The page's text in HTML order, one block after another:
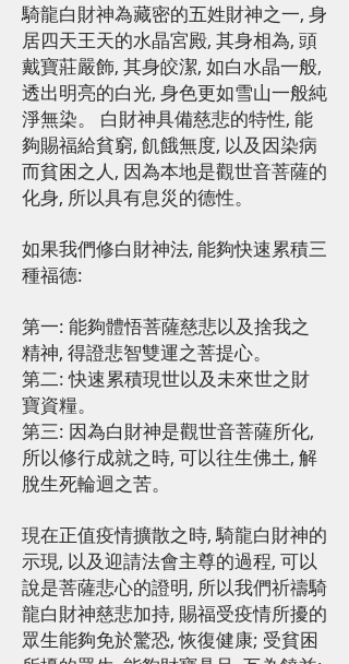
騎龍白財神為藏密的五姓財神之一, 身
居四天王天的水晶宮殿, 其身相為, 頭
戴寶莊嚴飾, 其身皎潔, 如白水晶一般,
透出明亮的白光, 身色更如雪山一般純
淨無染。 白財神具備慈悲的特性, 能
夠賜福給貧窮, 飢餓無度, 以及因染病
而貧困之人, 因為本地是觀世音菩薩的
化身, 所以具有息災的德性。
如果我們修白財神法, 能夠快速累積三
種福德:
第一: 能夠體悟菩薩慈悲以及捨我之
精神, 得證悲智雙運之菩提心。
第二: 快速累積現世以及未來世之財
寶資糧。
第三: 因為白財神是觀世音菩薩所化,
所以修行成就之時, 可以往生佛土, 解
脫生死輪迴之苦。
現在正值疫情擴散之時, 騎龍白財神的
示現, 以及迎請法會主尊的過程, 可以
說是菩薩悲心的證明, 所以我們祈禱騎
龍白財神慈悲加持, 賜福受疫情所擾的
眾生能夠免於驚恐, 恢復健康; 受貧困